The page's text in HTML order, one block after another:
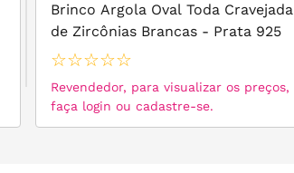
Brinco Argola Oval Toda Cravejada
de Zircônias Brancas - Prata 925
☆☆☆☆☆
Revendedor, para visualizar os preços,
faça login ou cadastre-se.